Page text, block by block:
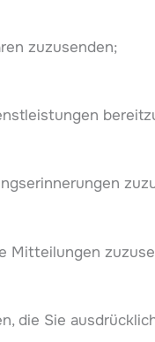
zuzusenden;
Mitteilungen
die Sie